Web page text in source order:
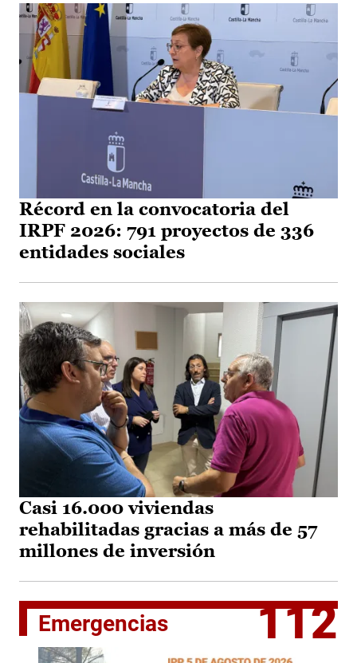
Récord en la convocatoria del
IRPF 2026: 791 proyectos de 336
entidades sociales
Casi 16.000 viviendas
rehabilitadas gracias a más de 57
millones de inversión
Emergencias 112